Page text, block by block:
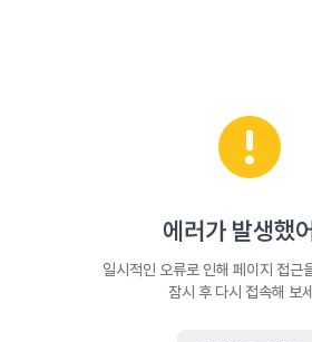
에러가 발생했
일시적인 오류로 인해 페이지 접근
잠시 후 다시 접속해 보